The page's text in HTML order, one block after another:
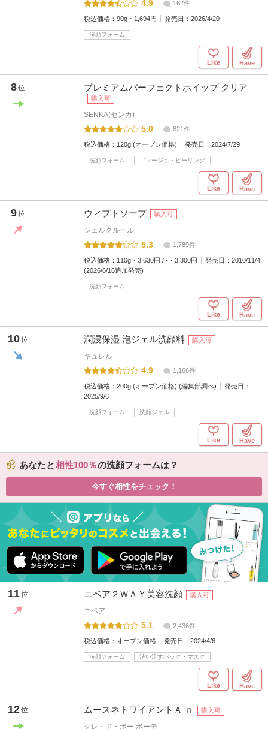
4.9 162件
税込価格： 90g・1,694円 発売日： 2026/4/20
洗顔フォーム
Like Have
8位 プレミアムパーフェクトホイップ クリア
購入可
SENKA(センカ)
5.0 821件
税込価格： 120g (オープン価格) 発売日： 2024/7/29
洗顔フォーム ゴマージュ・ピーリング
Like Have
9位 ウィプトソープ 購入可
シェルクルール
5.3 1,789件
税込価格： 110g・3,630円 / -・3,300円 発売日： 2010/11/4
(2026/6/16追加発売)
洗顔フォーム
Like Have
10位 潤浸保湿 泡ジェル洗顔料 購入可
キュレル
4.9 1,166件
税込価格： 200g (オープン価格) (編集部調べ)
発売日：
2025/9/6
洗顔フォーム 洗顔ジェル
Like Have
あなたと相性100 の洗顔フォームは？
今すぐ相性をチェック！
11位 ニベア２ＷＡＹ美容洗顔 購入可
ニベア
5.1 2,436件
税込価格： オープン価格 発売日： 2024/4/6
洗顔フォーム 洗い流すパック・マスク
Like Have
12位 ムースネトワイアントＡ ｎ 購入可
クレ・ド・ポー ボーテ